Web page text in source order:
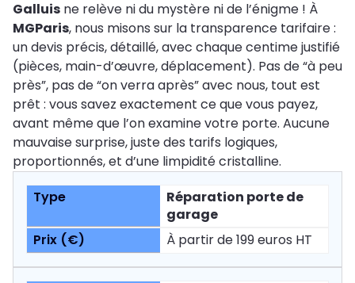
Galluis ne relève ni du mystère ni de l’énigme ! À
MGParis, nous misons sur la transparence tarifaire :
un devis précis, détaillé, avec chaque centime justifié
(pièces, main-d’œuvre, déplacement). Pas de “à peu
près”, pas de “on verra après” avec nous, tout est
prêt : vous savez exactement ce que vous payez,
avant même que l’on examine votre porte. Aucune
mauvaise surprise, juste des tarifs logiques,
proportionnés, et d’une limpidité cristalline.
Réparation porte de
garage
À partir de 199 euros HT